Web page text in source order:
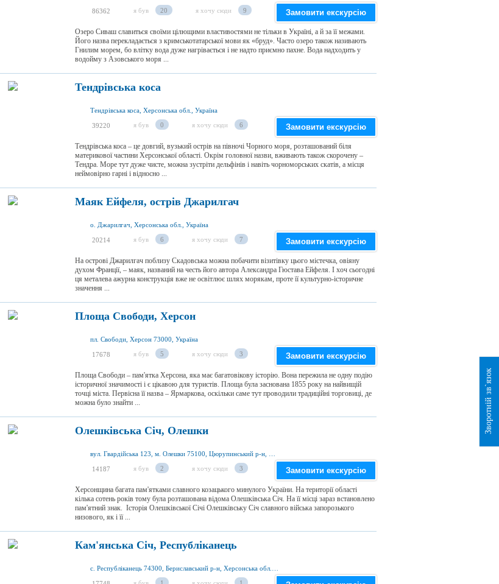
86362 я був 20 я хочу сюди 9 Замовити екскурсію
Озеро Сиваш славиться своїми цілющими властивостями не тільки в Україні, а й за її межами.
Його назва перекладається з кримськотатарської мови як «бруд». Часто озеро також називають
Гнилим морем, бо влітку вода дуже нагрівається і не надто приємно пахне. Вода надходить у
водойму з Азовського моря ...
Тендрівська коса
Тендрівська коса, Херсонська обл., Україна
39220 я був 0 я хочу сюди 6 Замовити екскурсію
Тендрівська коса – це довгий, вузький острів на півночі Чорного моря, розташований біля
материкової частини Херсонської області. Окрім головної назви, вживають також скорочену –
Тендра. Море тут дуже чисте, можна зустріти дельфінів і навіть чорноморських скатів, а місця
неймовірно гарні і відносно ...
Маяк Ейфеля, острів Джарилгач
о. Джарилгач, Херсонська обл., Україна
20214 я був 6 я хочу сюди 7 Замовити екскурсію
На острові Джарилгач поблизу Скадовська можна побачити візитівку цього містечка, овіяну
духом Франції, – маяк, названий на честь його автора Александра Гюстава Ейфеля. І хоч сьогодні
ця металева ажурна конструкція вже не освітлює шлях морякам, проте її культурно-історичне
значення ...
Площа Свободи, Херсон
пл. Свободи, Херсон 73000, Україна
17678 я був 5 я хочу сюди 3 Замовити екскурсію
Площа Свободи – пам'ятка Херсона, яка має багатовікову історію. Вона пережила не одну подію
історичної значимості і є цікавою для туристів. Площа була заснована 1855 року на найвищій
точці міста. Первісна її назва – Ярмаркова, оскільки саме тут проводили традиційні торговиці, де
можна було знайти ...
Олешківська Січ, Олешки
14187 я був 2 я хочу сюди 3 Замовити екскурсію
Херсонщина багата пам'ятками славного козацького минулого України. На території області
кілька сотень років тому була розташована відома Олешківська Січ. На її місці зараз встановлено
пам'ятний знак. Історія Олешківської Січі Олешківську Січ славного війська запорозького
низового, як і її ...
Кам'янська Січ, Республіканець
Зворотній зв`язок